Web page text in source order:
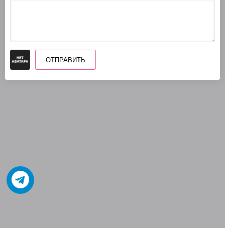
ОТПРАВИТЬ